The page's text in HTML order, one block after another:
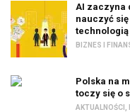
AI zaczyna
nauczyć
technologią
BIZNES I
Polska na
toczy się o
AKTUALNOŚCI